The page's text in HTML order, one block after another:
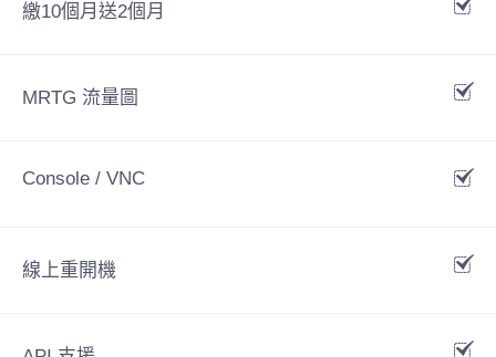
繳10個月送2個月
MRTG 流量圖
Console / VNC
線上重開機